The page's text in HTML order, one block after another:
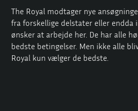
The Royal modtager nye
fra forskellige delstater eller endda
ønsker at arbejde her. De har alle
bedste betingelser. Men ikke alle
Royal kun vælger de bedste.